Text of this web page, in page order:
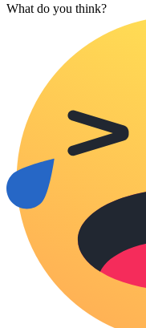
What do you think?